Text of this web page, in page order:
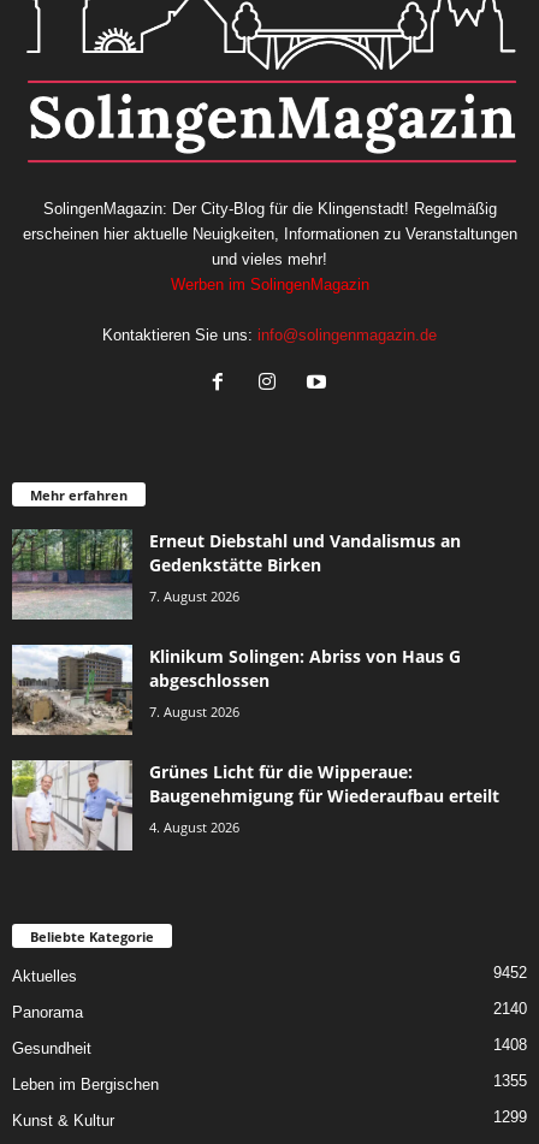
SolingenMagazin: Der City-Blog für die Klingenstadt! Regelmäßig
erscheinen hier aktuelle Neuigkeiten, Informationen zu Veranstaltungen
und vieles mehr!
Werben im SolingenMagazin
Kontaktieren Sie uns: info@solingenmagazin.de
Mehr erfahren
Erneut Diebstahl und Vandalismus an
Gedenkstätte Birken
7. August 2026
Klinikum Solingen: Abriss von Haus G
abgeschlossen
7. August 2026
Grünes Licht für die Wipperaue:
Baugenehmigung für Wiederaufbau erteilt
4. August 2026
Beliebte Kategorie
Aktuelles 9452
Panorama 2140
Gesundheit 1408
Leben im Bergischen 1355
Kunst & Kultur 1299